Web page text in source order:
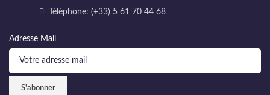
Téléphone: (+33) 5 61 70 44 68
Adresse Mail